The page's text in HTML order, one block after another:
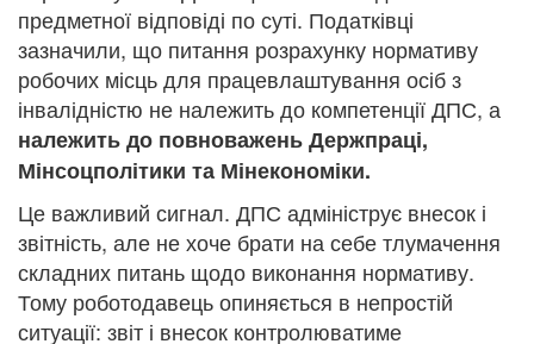
предметної відповіді по суті. Податківці
зазначили, що питання розрахунку нормативу
робочих місць для працевлаштування осіб з
інвалідністю не належить до компетенції ДПС, а
належить до повноважень Держпраці,
Мінсоцполітики та Мінекономіки.
Це важливий сигнал. ДПС адмініструє внесок і
звітність, але не хоче брати на себе тлумачення
складних питань щодо виконання нормативу.
Тому роботодавець опиняється в непростій
ситуації: звіт і внесок контролюватиме